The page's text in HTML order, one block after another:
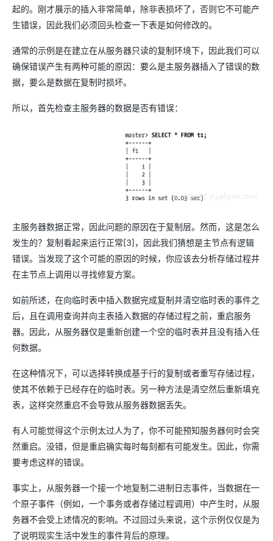
起的。刚才展示的插入非常简单，除非表损坏了，否则它不可能产
生错误，因此我们必须回头检查一下表是如何修改的。
通常的示例是在建立在从服务器只读的复制环境下，因此我们可以
确保错误产生有两种可能的原因：要么是主服务器插入了错误的数
据，要么是数据在复制时损坏。
所以，首先检查主服务器的数据是否有错误：
主服务器数据正常，因此问题的原因在于复制层。然而，这是怎么
发生的？复制看起来运行正常[3]，因此我们猜想是主节点有逻辑
错误。当发现了这个可能的原因的时候，你应该去分析存储过程并
在主节点上调用以寻找修复方案。
如前所述，在向临时表中插入数据完成复制并清空临时表的事件之
后，且在调用查询并向主表插入数据的存储过程之前，重启服务
器。因此，从服务器仅是重新创建一个空的临时表并且没有插入任
何数据。
在这种情况下，可以选择转换成基于行的复制或者重写存储过程，
使其不依赖于已经存在的临时表。另一种方法是清空然后重新填充
表，这样突然重启不会导致从服务器数据丢失。
有人可能觉得这个示例太过人为了，你不可能预知服务器何时会突
然重启。没错，但是重启确实每时每刻都有可能发生。因此，你需
要考虑这样的错误。
事实上，从服务器一个接一个地复制二进制日志事件，当数据在一
个原子事件（例如，一个事务或者存储过程调用）中产生时，从服
务器不会受上述情况的影响。不过回过头来说，这个示例仅仅是为
了说明现实生活中发生的事件背后的原理。